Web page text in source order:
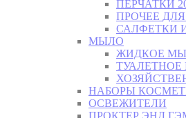
ПЕРЧАТКИ
ПРОЧЕЕ
САЛФЕТКИ
МЫЛО
ЖИДКОЕ
НАБОРЫ
ОСВЕЖИТЕЛИ